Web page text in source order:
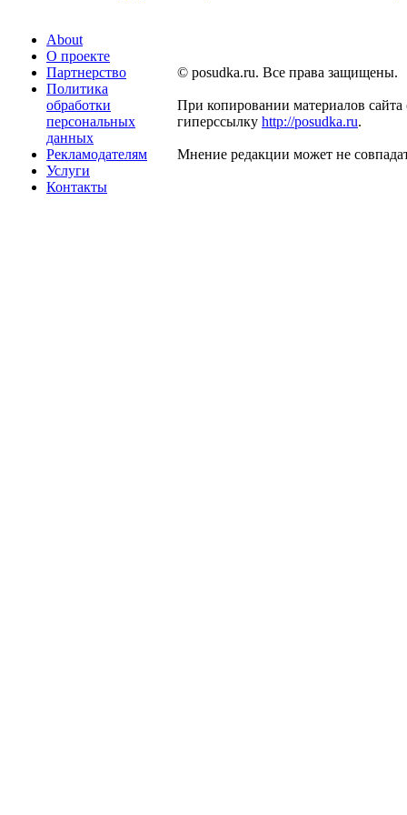
About
О проекте
Партнерство
Политика
обработки
персональных
данных
Рекламодателям
Услуги
Контакты
© posudka.ru. Все права защищены.
При копировании материалов сайта
гиперссылку http://posudka.ru.
Мнение редакции может не